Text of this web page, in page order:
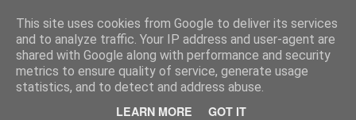
This site uses cookies from Google to deliver its services
and to analyze traffic. Your IP address and user-agent are
shared with Google along with performance and security
metrics to ensure quality of service, generate usage
statistics, and to detect and address abuse.
LEARN MORE GOT IT
MyKinoTrailer
Pages